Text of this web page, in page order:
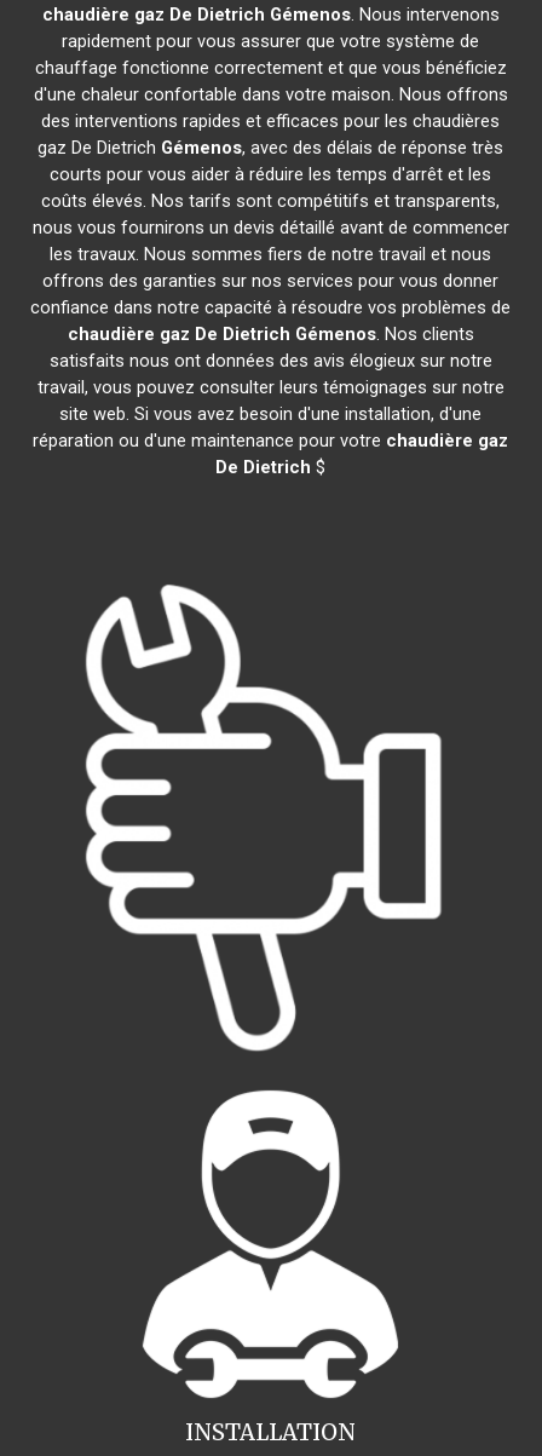
chaudière gaz De Dietrich Gémenos. Nous intervenons
rapidement pour vous assurer que votre système de
chauffage fonctionne correctement et que vous bénéficiez
d'une chaleur confortable dans votre maison. Nous offrons
des interventions rapides et efficaces pour les chaudières
gaz De Dietrich Gémenos, avec des délais de réponse très
courts pour vous aider à réduire les temps d'arrêt et les
coûts élevés. Nos tarifs sont compétitifs et transparents,
nous vous fournirons un devis détaillé avant de commencer
les travaux. Nous sommes fiers de notre travail et nous
offrons des garanties sur nos services pour vous donner
confiance dans notre capacité à résoudre vos problèmes de
chaudière gaz De Dietrich Gémenos. Nos clients
satisfaits nous ont données des avis élogieux sur notre
travail, vous pouvez consulter leurs témoignages sur notre
site web. Si vous avez besoin d'une installation, d'une
réparation ou d'une maintenance pour votre chaudière gaz
De Dietrich $
INSTALLATION